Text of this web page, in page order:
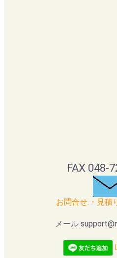
FAX 048-
お問合せ.・見積
メール